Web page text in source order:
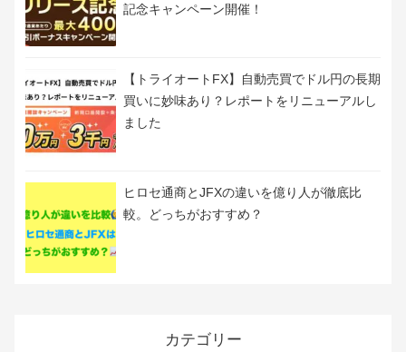
記念キャンペーン開催！
【トライオートFX】自動売買でドル円の長期
買いに妙味あり？レポートをリニューアルし
ました
ヒロセ通商とJFXの違いを億り人が徹底比
較。どっちがおすすめ？
カテゴリー